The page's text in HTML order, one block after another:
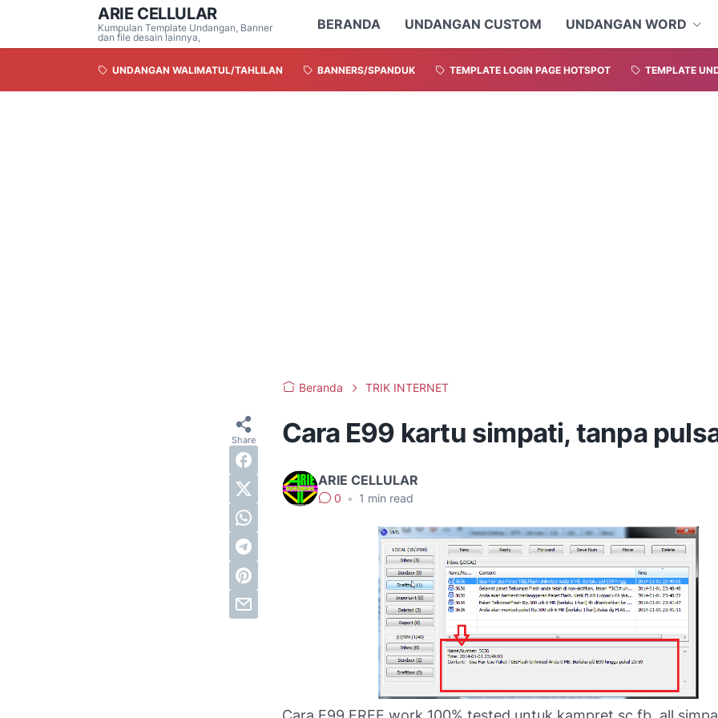
ARIE CELLULAR
Kumpulan Template Undangan, Banner
dan file desain lainnya,
BERANDA UNDANGAN CUSTOM UNDANGAN WORD
UNDANGAN WALIMATUL/TAHLILAN BANNERS/SPANDUK TEMPLATE LOGIN PAGE HOTSPOT TEMPLATE
Beranda TRIK INTERNET
Cara E99 kartu simpati, tanpa
ARIE CELLULAR
0 • 1 min read